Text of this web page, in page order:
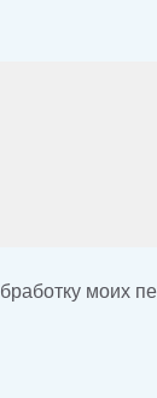
моих